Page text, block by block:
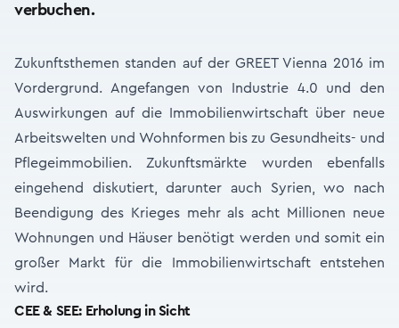
verbuchen.
Zukunftsthemen standen auf der GREET Vienna 2016 im
Vordergrund. Angefangen von Industrie 4.0 und den
Auswirkungen auf die Immobilienwirtschaft über neue
Arbeitswelten und Wohnformen bis zu Gesundheits- und
Pflegeimmobilien. Zukunftsmärkte wurden ebenfalls
eingehend diskutiert, darunter auch Syrien, wo nach
Beendigung des Krieges mehr als acht Millionen neue
Wohnungen und Häuser benötigt werden und somit ein
großer Markt für die Immobilienwirtschaft entstehen
wird.
CEE & SEE: Erholung in Sicht